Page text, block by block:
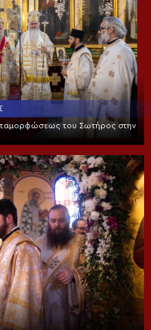
του Σωτήρος στην